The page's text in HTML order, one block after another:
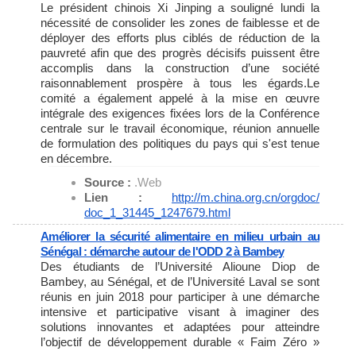
Le président chinois Xi Jinping a souligné lundi la
nécessité de consolider les zones de faiblesse et de
déployer des efforts plus ciblés de réduction de la
pauvreté afin que des progrès décisifs puissent être
accomplis dans la construction d’une société
raisonnablement prospère à tous les égards.Le
comité a également appelé à la mise en œuvre
intégrale des exigences fixées lors de la Conférence
centrale sur le travail économique, réunion annuelle
de formulation des politiques du pays qui s'est tenue
en décembre.
Source : .Web
Lien : http://m.china.org.cn/orgdoc/
doc_1_31445_1247679.html
Améliorer la sécurité alimentaire en milieu urbain au
Sénégal : démarche autour de l'ODD 2 à Bambey
Des étudiants de l’Université Alioune Diop de
Bambey, au Sénégal, et de l’Université Laval se sont
réunis en juin 2018 pour participer à une démarche
intensive et participative visant à imaginer des
solutions innovantes et adaptées pour atteindre
l’objectif de développement durable « Faim Zéro »